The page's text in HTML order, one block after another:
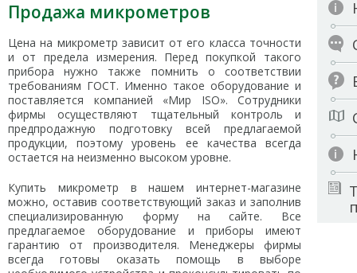
Продажа микрометров
Цена на микрометр зависит от его класса точности
и от предела измерения. Перед покупкой такого
прибора нужно также помнить о соответствии
требованиям ГОСТ. Именно такое оборудование и
поставляется компанией «Мир ISO». Сотрудники
фирмы осуществляют тщательный контроль и
предпродажную подготовку всей предлагаемой
продукции, поэтому уровень ее качества всегда
остается на неизменно высоком уровне.
Купить микрометр в нашем интернет-магазине
можно, оставив соответствующий заказ и заполнив
специализированную форму на сайте. Все
предлагаемое оборудование и приборы имеют
гарантию от производителя. Менеджеры фирмы
всегда готовы оказать помощь в выборе